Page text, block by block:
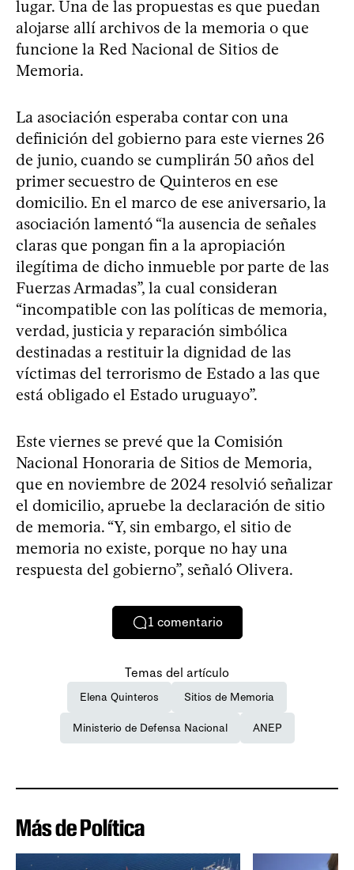
lugar. Una de las propuestas es que puedan
alojarse allí archivos de la memoria o que
funcione la Red Nacional de Sitios de
Memoria.
La asociación esperaba contar con una
definición del gobierno para este viernes 26
de junio, cuando se cumplirán 50 años del
primer secuestro de Quinteros en ese
domicilio. En el marco de ese aniversario, la
asociación lamentó “la ausencia de señales
claras que pongan fin a la apropiación
ilegítima de dicho inmueble por parte de las
Fuerzas Armadas”, la cual consideran
“incompatible con las políticas de memoria,
verdad, justicia y reparación simbólica
destinadas a restituir la dignidad de las
víctimas del terrorismo de Estado a las que
está obligado el Estado uruguayo”.
Este viernes se prevé que la Comisión
Nacional Honoraria de Sitios de Memoria,
que en noviembre de 2024 resolvió señalizar
el domicilio, apruebe la declaración de sitio
de memoria. “Y, sin embargo, el sitio de
memoria no existe, porque no hay una
respuesta del gobierno”, señaló Olivera.
1 comentario
Temas del artículo
Elena Quinteros Sitios de Memoria
Ministerio de Defensa Nacional ANEP
Más de Política